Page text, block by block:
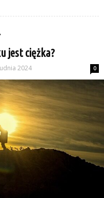
jest ciężka?
2024 0